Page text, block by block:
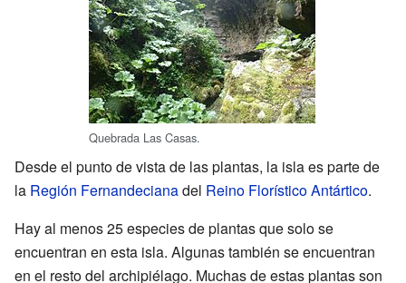
Quebrada Las Casas.
Desde el punto de vista de las plantas, la isla es parte de
la Región Fernandecianadel Reino Florístico Antártico.
Hay al menos 25 especies de plantas que solo se
encuentran en esta isla. Algunas también se encuentran
en el resto del archipiélago. Muchas de estas plantas son